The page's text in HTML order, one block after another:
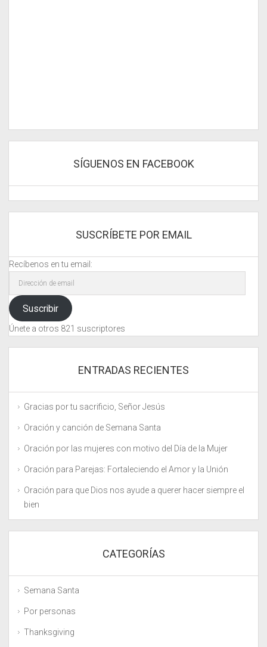
SÍGUENOS EN FACEBOOK
SUSCRÍBETE POR EMAIL
Recíbenos en tu email:
Dirección
emailSuscribir
Únete a otros 821 suscriptores
ENTRADAS RECIENTES
Gracias por tu sacrificio, Señor Jesús
Oración y canción de Semana Santa
Oración por las mujeres con motivo del Día de la Mujer
Oración para Parejas: Fortaleciendo el Amor y la Unión
Oración para que Dios nos ayude a querer hacer siempre el
bien
CATEGORÍAS
Semana Santa
Por personas
Thanksgiving